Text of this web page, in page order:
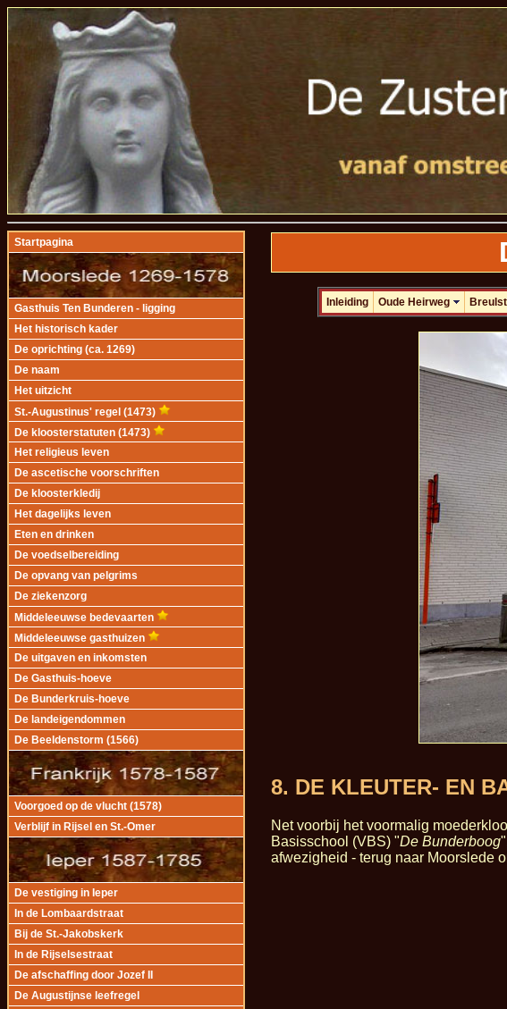
Startpagina
Gasthuis Ten Bunderen - ligging
Het historisch kader
De oprichting (ca. 1269)
De naam
Het uitzicht
St.-Augustinus' regel (1473)
De kloosterstatuten (1473)
Het religieus leven
De ascetische voorschriften
De kloosterkledij
Het dagelijks leven
Eten en drinken
De voedselbereiding
De opvang van pelgrims
De ziekenzorg
Middeleeuwse bedevaarten
Middeleeuwse gasthuizen
De uitgaven en inkomsten
De Gasthuis-hoeve
De Bunderkruis-hoeve
De landeigendommen
De Beeldenstorm (1566)
Voorgoed op de vlucht (1578)
Verblijf in Rijsel en St.-Omer
De vestiging in Ieper
In de Lombaardstraat
Bij de St.-Jakobskerk
In de Rijselsestraat
De afschaffing door Jozef II
De Augustijnse leefregel
Inleiding Oude Heirweg
8. DE KLEUTER- EN
Net voorbij het voormalig
Basisschool (VBS) "De Bunderboog
afwezigheid - terug naar Moorslede